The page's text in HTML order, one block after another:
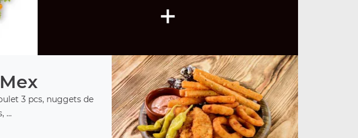
+
3 pcs, nuggets de
...